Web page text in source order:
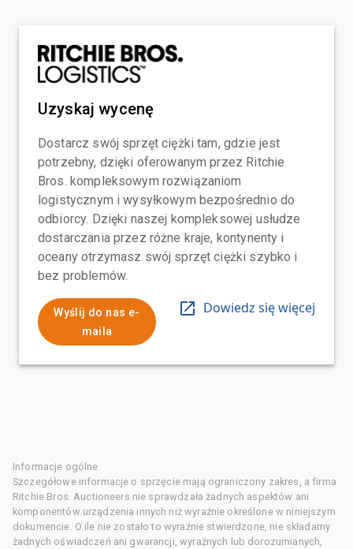
Uzyskaj wycenę
Dostarcz swój sprzęt ciężki tam, gdzie jest
potrzebny, dzięki oferowanym przez Ritchie
Bros. kompleksowym rozwiązaniom
logistycznym i wysyłkowym bezpośrednio do
odbiorcy. Dzięki naszej kompleksowej usłudze
dostarczania przez różne kraje, kontynenty i
oceany otrzymasz swój sprzęt ciężki szybko i
bez problemów.
Wyślij do nas e-
maila
Dowiedz się więcej
Informacje ogólne
Szczegółowe informacje o sprzęcie mają ograniczony zakres, a firma
Ritchie Bros. Auctioneers nie sprawdzała żadnych aspektów ani
komponentów urządzenia innych niż wyraźnie określone w niniejszym
dokumencie. O ile nie zostało to wyraźnie stwierdzone, nie składamy
żadnych oświadczeń ani gwarancji, wyraźnych lub dorozumianych,